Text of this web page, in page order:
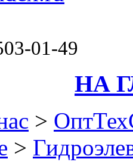
01-49
НА
>
>